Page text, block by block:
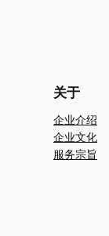
关于
企业介绍
企业文化
服务宗旨